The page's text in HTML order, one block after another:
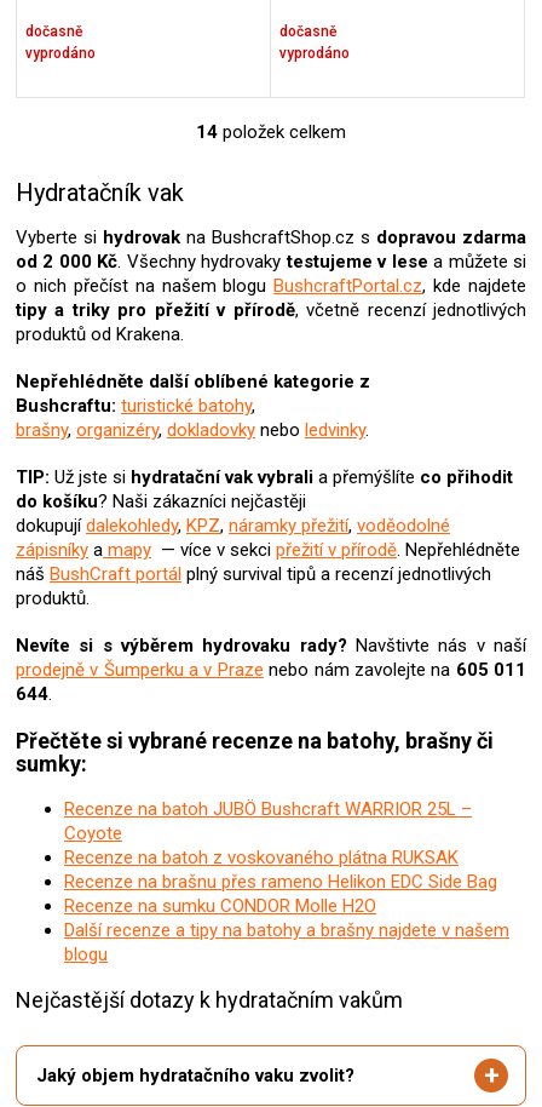
dočasně
vyprodáno
dočasně
vyprodáno
O
d
a
c
í
v
k
y
v
p
i
s
u
14 položek celkem
Hydratačník vak
Vyberte si hydrovak na BushcraftShop.cz s dopravou zdarma
od 2 000 Kč. Všechny hydrovakytestujeme v lese a můžete si
o nich přečíst na našem bloguBushcraftPortal.cz, kde najdete
tipy a triky pro přežití v přírodě, včetně recenzí jednotlivých
produktů od Krakena.
Nepřehlédněte další oblíbené kategorie z
Bushcraftu: turistické batohy,
brašny, organizéry, dokladovky nebo ledvinky.
TIP: Už jste si hydratační vakvybrali a přemýšlíte co přihodit
do košíku? Naši zákazníci nejčastěji
dokupujídalekohledy, KPZ, náramky přežití, voděodolné
zápisníky a mapy — více v sekci přežití v přírodě. Nepřehlédněte
náš BushCraft portál plný survival tipů a recenzí jednotlivých
produktů.
Nevíte si s výběrem hydrovaku rady? Navštivte nás v naší
prodejně v Šumperku a v Praze nebo nám zavolejte na 605 011
644.
Přečtěte si vybrané recenze na batohy, brašny či
sumky:
Recenze na batoh JUBÖ Bushcraft WARRIOR 25L –
Coyote
Recenze na batoh z voskovaného plátna RUKSAK
Recenze na brašnu přes rameno Helikon EDC Side Bag
Recenze na sumku CONDOR Molle H2O
Další recenze a tipy na batohy a brašny najdete v našem
blogu
Nejčastější dotazy k hydratačním vakům
Jaký objem hydratačního vaku zvolit?